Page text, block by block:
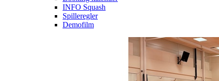
INFO Squash
Spilleregler
Demofilm